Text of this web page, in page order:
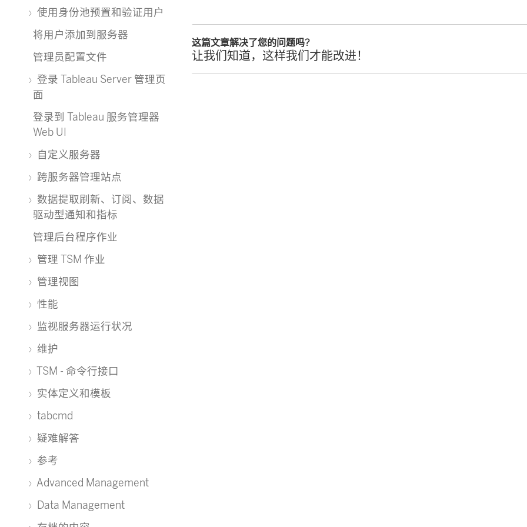
使用身份池预置和验证用户
将用户添加到服务器
管理员配置文件
登录 Tableau Server 管理页
面
登录到 Tableau 服务管理器
Web UI
自定义服务器
跨服务器管理站点
数据提取刷新、订阅、数据
驱动型通知和指标
管理后台程序作业
管理 TSM 作业
管理视图
性能
监视服务器运行状况
维护
TSM - 命令行接口
实体定义和模板
tabcmd
疑难解答
参考
Advanced Management
Data Management
这篇文章解决了您的问题吗?
让我们知道，这样我们才能改进！